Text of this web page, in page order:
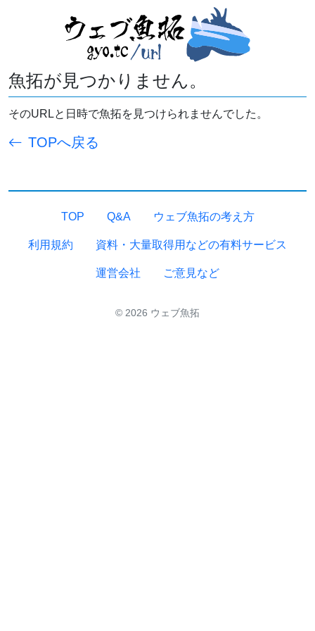
魚拓が見つかりません。
そのURLと日時で魚拓を見つけられませんでした。
TOPへ戻る
TOP Q&A ウェブ魚拓の考え方
利用規約 資料・大量取得用などの有料サービス
運営会社 ご意見など
© 2026 ウェブ魚拓